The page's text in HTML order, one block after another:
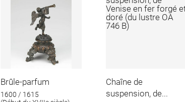
Brûle-parfum
1600 / 1615
Chaîne de
suspension, de...